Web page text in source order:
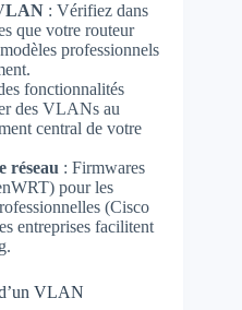
: Vérifiez dans
que votre routeur
professionnels
fonctionnalités
des VLANs au
central de votre
réseau : Firmwares
pour les
(Cisco
entreprises facilitent
VLAN